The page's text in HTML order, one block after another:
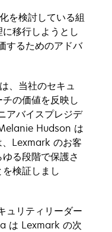
を検討している組
移行しようとし
するためのアドバ
、当社のセキュ
の価値を反映し
アバイスプレジデ
Hudson は
Lexmark のお客
る段階で保護さ
検証しまし
ュリティリーダー
は Lexmark の次